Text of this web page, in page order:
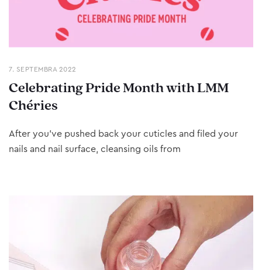
7. SEPTEMBRA 2022
Celebrating Pride Month with LMM
Chéries
After you’ve pushed back your cuticles and filed your
nails and nail surface, cleansing oils from